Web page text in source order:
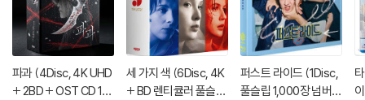
파과 (4Disc, 4K UHD
+ 2BD + OST CD 15
세 가지 색 (6Disc, 4K
+ BD 렌티큘러 풀슬립
퍼스트 라이드 (1Disc,
풀슬립 1,000장 넘버링
이